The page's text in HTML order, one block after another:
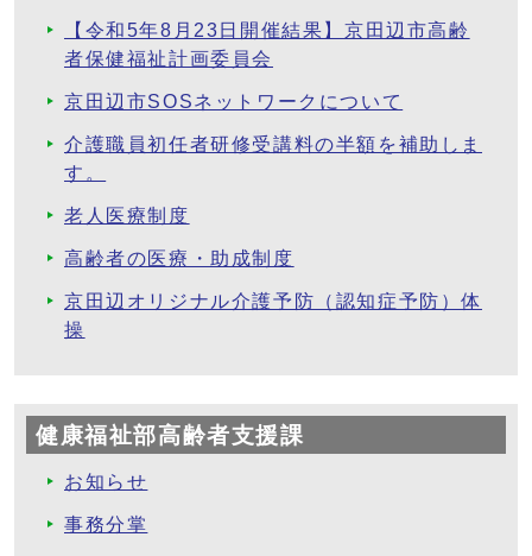
【令和5年8月23日開催結果】京田辺市高齢
者保健福祉計画委員会
京田辺市SOSネットワークについて
介護職員初任者研修受講料の半額を補助しま
す。
老人医療制度
高齢者の医療・助成制度
京田辺オリジナル介護予防（認知症予防）体
操
健康福祉部高齢者支援課
お知らせ
事務分掌